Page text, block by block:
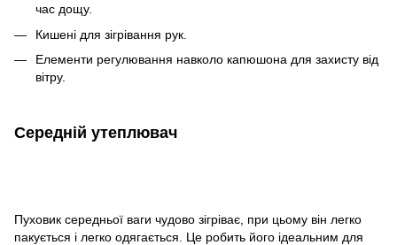
час дощу.
Кишені для зігрівання рук.
Елементи регулювання навколо капюшона для захисту від
вітру.
Середній утеплювач
Пуховик середньої ваги чудово зігріває, при цьому він легко
пакується і легко одягається. Це робить його ідеальним для